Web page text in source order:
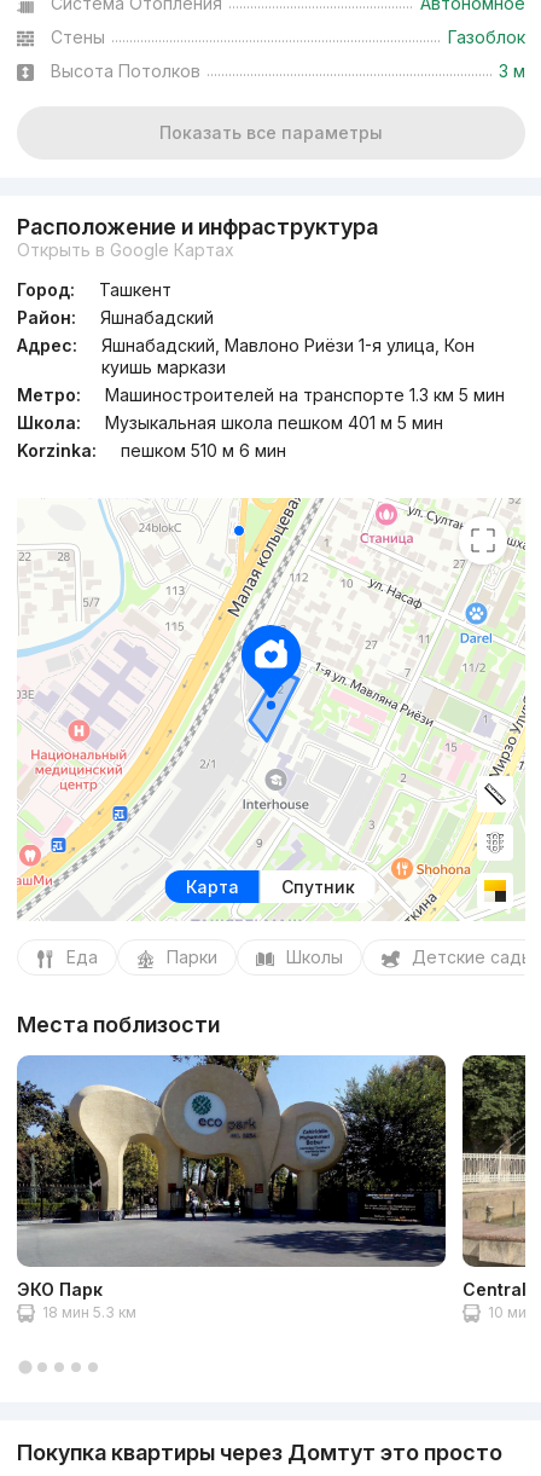
Стены
Газоблок
Высота Потолков
3 м
Показать все параметры
Расположение и инфраструктура
Открыть в Google Картах
Город:
Ташкент
Район:
Яшнабадский
Адрес:
Яшнабадский, Мавлоно Риёзи 1-я улица, Кон
куишь маркази
Метро:
Машиностроителей на транспорте 1.3 км 5 мин
Школа:
Музыкальная школа пешком 401 м 5 мин
Korzinka:
пешком 510 м 6 мин
Карта Спутник
Еда Парки Школы Детские сады
Места поблизости
ЭКО Парк
18 мин 5.3 км
Central
10 мин
Покупка квартиры через Домтут это просто